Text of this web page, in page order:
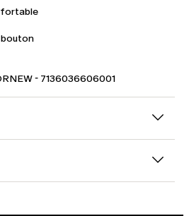
bouton
- 7136036606001